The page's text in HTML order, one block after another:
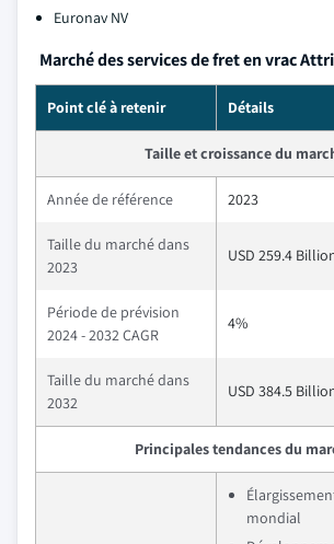
Euronav NV
Marché des services de fret en vrac
Point clé à retenir Détails
Taille et croissance du
Année de référence 2023
Taille du marché dans
2023
USD 259.4
Période de prévision
2024 - 2032 CAGR
4%
Taille du marché dans
2032
USD 384.5
Principales tendances du
mondial